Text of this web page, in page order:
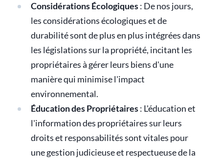
Considérations Écologiques: De nos jours,
les considérations écologiques et de
durabilité sont de plus en plus intégrées dans
les législations sur la propriété, incitant les
propriétaires à gérer leurs biens d'une
manière qui minimise l'impact
environnemental.
Éducation des Propriétaires: L'éducation et
l'information des propriétaires sur leurs
droits et responsabilités sont vitales pour
une gestion judicieuse et respectueuse de la